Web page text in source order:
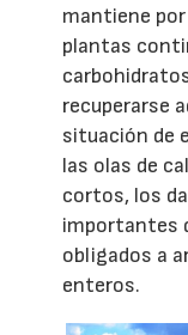
mantiene
plantas
recuperarse
situación de
las olas de
cortos, los
importantes
obligados a
enteros.